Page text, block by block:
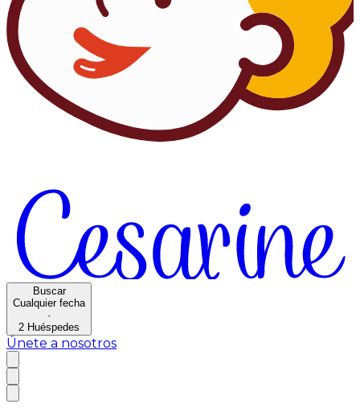
Buscar
Cualquier fecha
·
2 Huéspedes
Únete a nosotros